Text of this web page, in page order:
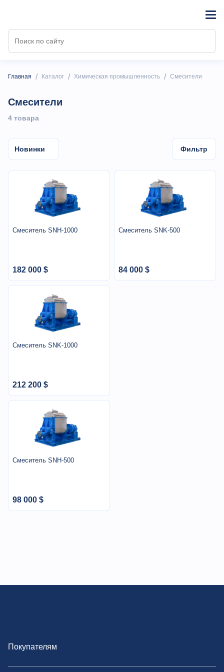
Главная / Каталог / Химическая промышленность / Смесители
Смесители
4 товарa
Новинки Фильтр
Смеситель SNH-1000
182 000 $
Смеситель SNK-1000
212 200 $
Смеситель SNH-500
98 000 $
Смеситель SNK-500
84 000 $
Покупателям